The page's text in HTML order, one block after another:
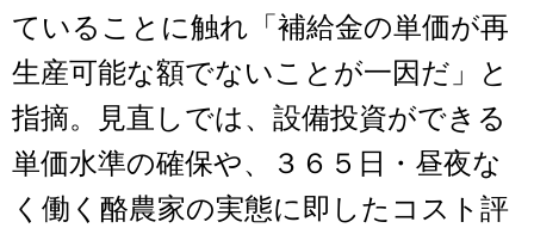
ていることに触れ「補給金の単価が再
生産可能な額でないことが一因だ」と
指摘。見直しでは、設備投資ができる
単価水準の確保や、３６５日・昼夜な
く働く酪農家の実態に即したコスト評